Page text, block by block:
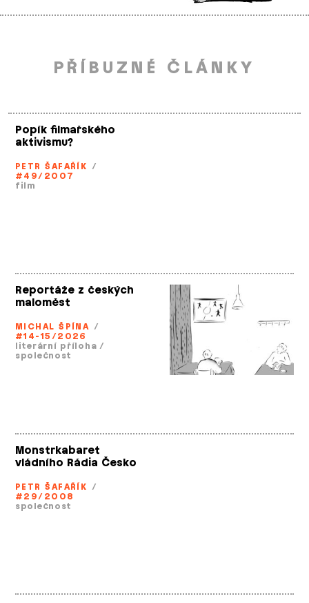
PŘÍBUZNÉ ČLÁNKY
Popík filmařského
aktivismu?
PETR ŠAFAŘÍK /
#49/2007
film
Reportáže z českých
maloměst
MICHAL ŠPÍNA /
#14-15/2026
literární příloha /
společnost
Monstrkabaret
vládního Rádia Česko
PETR ŠAFAŘÍK /
#29/2008
společnost